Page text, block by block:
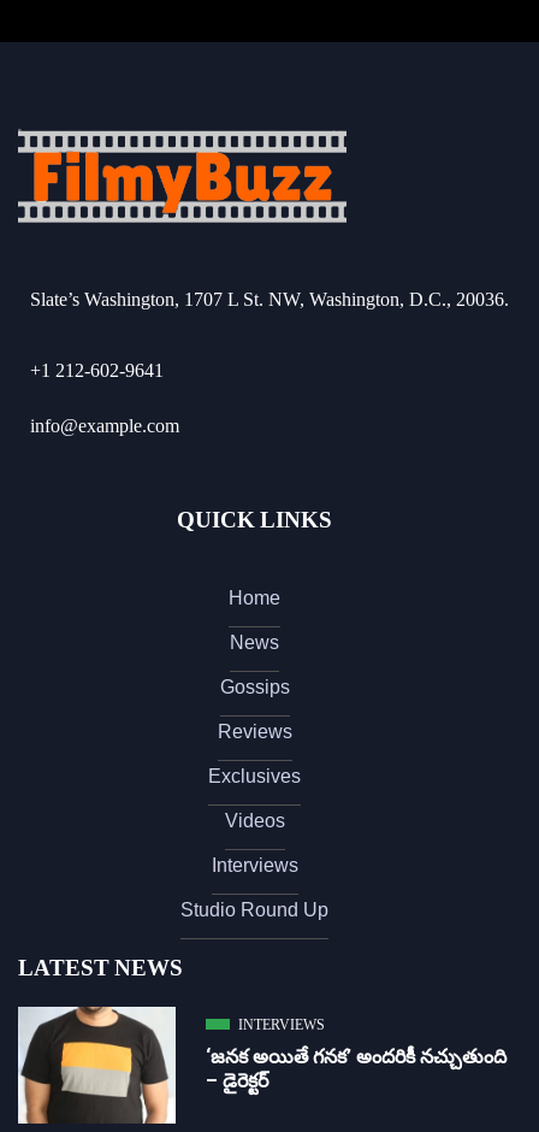
Slate’s Washington, 1707 L St. NW, Washington, D.C., 20036.
+1 212-602-9641
info@example.com
QUICK LINKS
Home
News
Gossips
Reviews
Exclusives
Videos
Interviews
Studio Round Up
LATEST NEWS
INTERVIEWS
‘జ‌న‌క అయితే గ‌న‌క‌’ అందరికీ నచ్చుతుంది
– డైరెక్ట‌ర్